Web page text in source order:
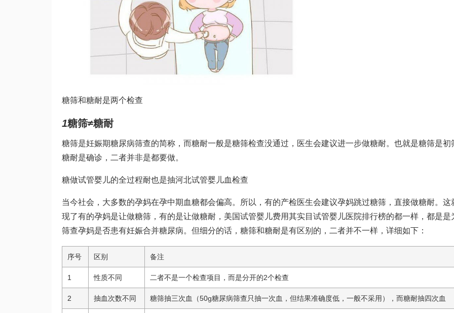
糖筛和糖耐是两个检查
1糖筛≠糖耐
糖筛是妊娠期糖尿病筛查的简称，而糖耐一般是糖筛检查没通过，医生会建议进一步做糖耐。也就是糖筛是初
糖耐是确诊，二者并非是都要做。
糖做试管婴儿的全过程耐也是抽河北试管婴儿血检查
当今社会，大多数的孕妈在孕中期血糖都会偏高。所以，有的产检医生会建议孕妈跳过糖筛，直接做糖耐。这
现了有的孕妈是让做糖筛，有的是让做糖耐， 美国试管婴儿费用其实目 试管婴儿医院排行榜的都一样，都是是
筛查孕妈是否患有妊娠合并糖尿病。但细分的话，糖筛和糖耐是有区别的，二者并不一样，详细如下：
序号 区别 备注
1 性质不同 二者不是一个检查项目，而是分开的2个检查
2 抽血次数不同 糖筛抽三次血（50g糖尿病筛查只抽一次血，但结果准确度低，一般不采用），而糖耐抽四次血